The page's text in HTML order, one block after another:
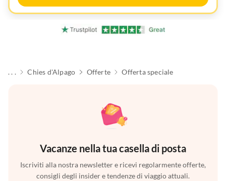
. . . Chies d'Alpago Offerte Offerta speciale
Vacanze nella tua casella di posta
Iscriviti alla nostra newsletter e ricevi regolarmente offerte,
consigli degli insider e tendenze di viaggio attuali.